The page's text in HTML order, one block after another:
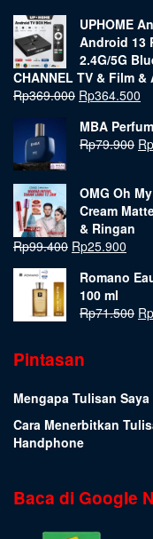
UPHOME
Android 13
2.4G/5G
CHANNEL TV & Film
Rp369.000 Rp364.500
MBA
Rp79.900 Rp
OMG Oh
Cream
& Ringan
Rp99.400 Rp25.900
Romano
100 ml
Rp71.500 Rp
Pintasan
Mengapa Tulisan
Cara Menerbitkan
Handphone
Baca di Google